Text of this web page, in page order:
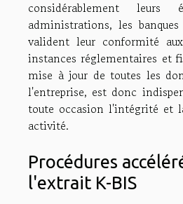
considérablement leurs
administrations, les
valident leur conformité
instances réglementaires et
mise à jour de toutes les
l'entreprise, est donc
toute occasion l'intégrité et
activité.
Procédures
l'extrait K-BIS